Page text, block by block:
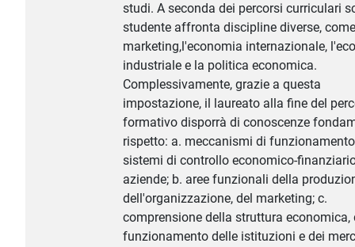
studi. A seconda dei percorsi curriculari
studente affronta discipline diverse,
marketing,l'economia internazionale,
industriale e la politica economica.
Complessivamente, grazie a questa
impostazione, il laureato alla fine del
formativo disporrà di conoscenze
rispetto: a. meccanismi di
sistemi di controllo economico-
aziende; b. aree funzionali della
dell'organizzazione, del marketing; c.
comprensione della struttura economica,
funzionamento delle istituzioni e dei